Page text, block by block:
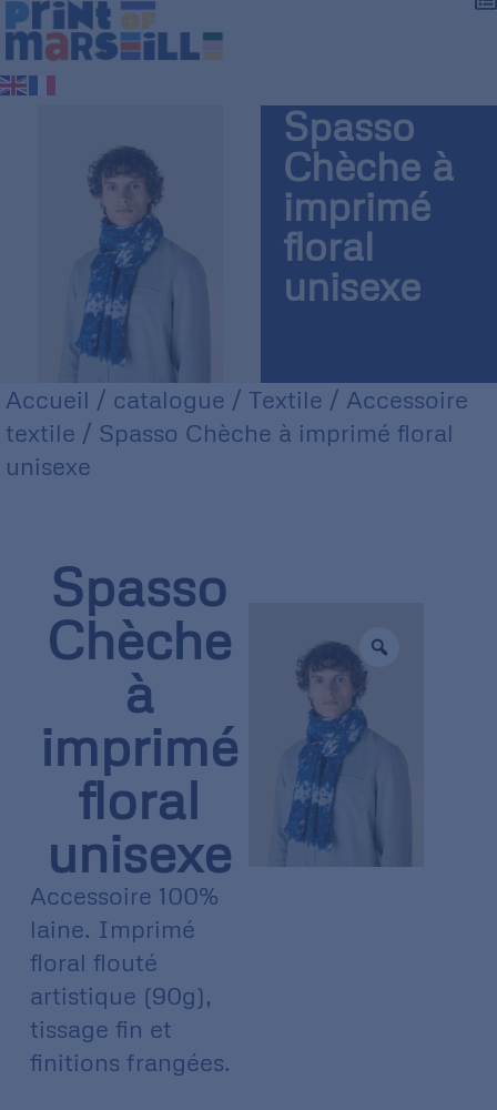
Spasso
Chèche à
imprimé
floral
unisexe
Accueil / catalogue / Textile / Accessoire
textile / Spasso Chèche à imprimé floral
unisexe
Spasso
Chèche
à
imprimé
floral
unisexe
Accessoire 100%
laine. Imprimé
floral flouté
artistique (90g),
tissage fin et
finitions frangées.